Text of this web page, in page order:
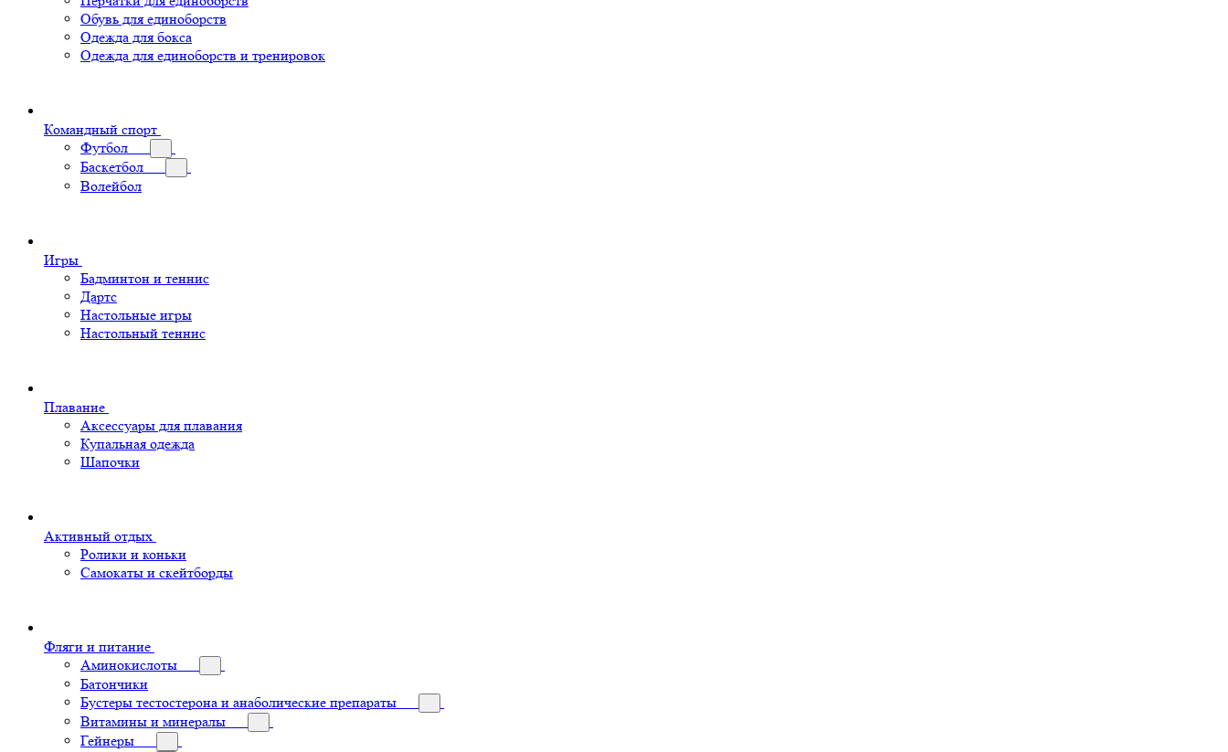
Обувь для единоборств
Одежда для бокса
Одежда для единоборств и тренировок
Командный спорт
Футбол
Баскетбол
Волейбол
Игры
Бадминтон и теннис
Дартс
Настольные игры
Настольный теннис
Плавание
Аксессуары для плавания
Купальная одежда
Шапочки
Активный отдых
Ролики и коньки
Самокаты и скейтборды
Фляги и питание
Аминокислоты
Батончики
Бустеры тестостерона и анаболические препараты
Витамины и минералы
Гейнеры